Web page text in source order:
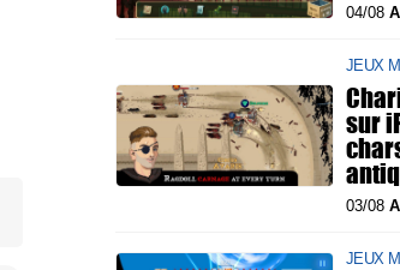
04/08
JEUX
sur
03/08
JEUX